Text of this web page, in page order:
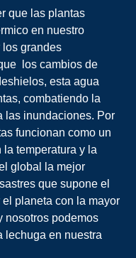
que las plantas
en nuestro
los grandes
los cambios de
esta agua
combatiendo la
las inundaciones. Por
funcionan como un
temperatura y la
global la mejor
que supone el
planeta con la mayor
nosotros podemos
lechuga en nuestra